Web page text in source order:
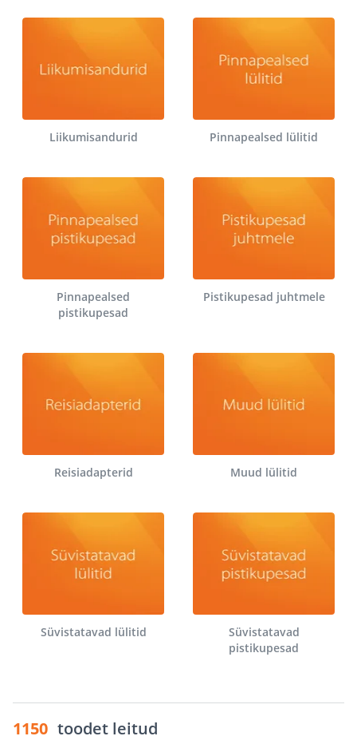
Liikumisandurid Pinnapealsed lülitid
Pinnapealsed
pistikupesad
Pistikupesad juhtmele
Reisiadapterid Muud lülitid
Süvistatavad lülitid
Süvistatavad
pistikupesad
1150 toodet leitud